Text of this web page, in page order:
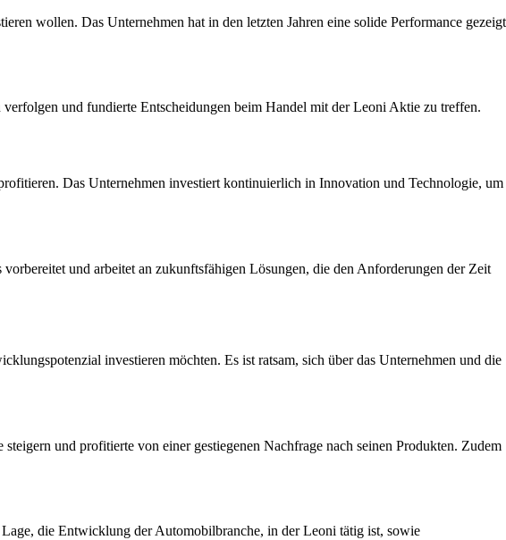
wollen. Das Unternehmen hat in den letzten Jahren eine solide Performance gezeigt
und fundierte Entscheidungen beim Handel mit der Leoni Aktie zu treffen.
Das Unternehmen investiert kontinuierlich in Innovation und Technologie, um
und arbeitet an zukunftsfähigen Lösungen, die den Anforderungen der Zeit
investieren möchten. Es ist ratsam, sich über das Unternehmen und die
und profitierte von einer gestiegenen Nachfrage nach seinen Produkten. Zudem
die Entwicklung der Automobilbranche, in der Leoni tätig ist, sowie